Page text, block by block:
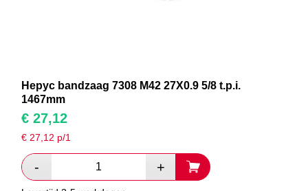
Hepyc bandzaag 7308 M42 27X0.9 5/8 t.p.i.
1467mm
€ 27,12
€27,12 p/1